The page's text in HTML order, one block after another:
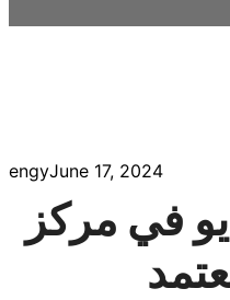
engyJune 17, 2024
في مركز